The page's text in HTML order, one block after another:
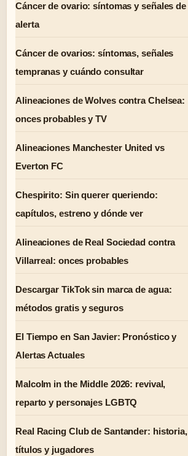
Cáncer de ovario: síntomas y señales de
alerta
Cáncer de ovarios: síntomas, señales
tempranas y cuándo consultar
Alineaciones de Wolves contra Chelsea:
onces probables y TV
Alineaciones Manchester United vs
Everton FC
Chespirito: Sin querer queriendo:
capítulos, estreno y dónde ver
Alineaciones de Real Sociedad contra
Villarreal: onces probables
Descargar TikTok sin marca de agua:
métodos gratis y seguros
El Tiempo en San Javier: Pronóstico y
Alertas Actuales
Malcolm in the Middle 2026: revival,
reparto y personajes LGBTQ
Real Racing Club de Santander: historia,
títulos y jugadores